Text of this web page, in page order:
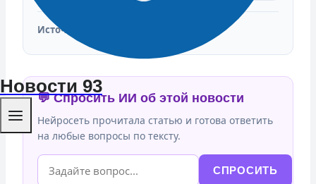
Новости 93
Источники:
💬 Спросить ИИ об этой новости
Нейросеть прочитала статью и готова ответить
на любые вопросы по тексту.
СПРОСИТЬ